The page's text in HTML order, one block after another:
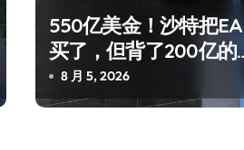
550亿美金！沙特把EA
买了，但背了200亿的
债8 月 5, 2026
清洁电器全球累计出
4000万台，技术
驱动多品类增长
2026